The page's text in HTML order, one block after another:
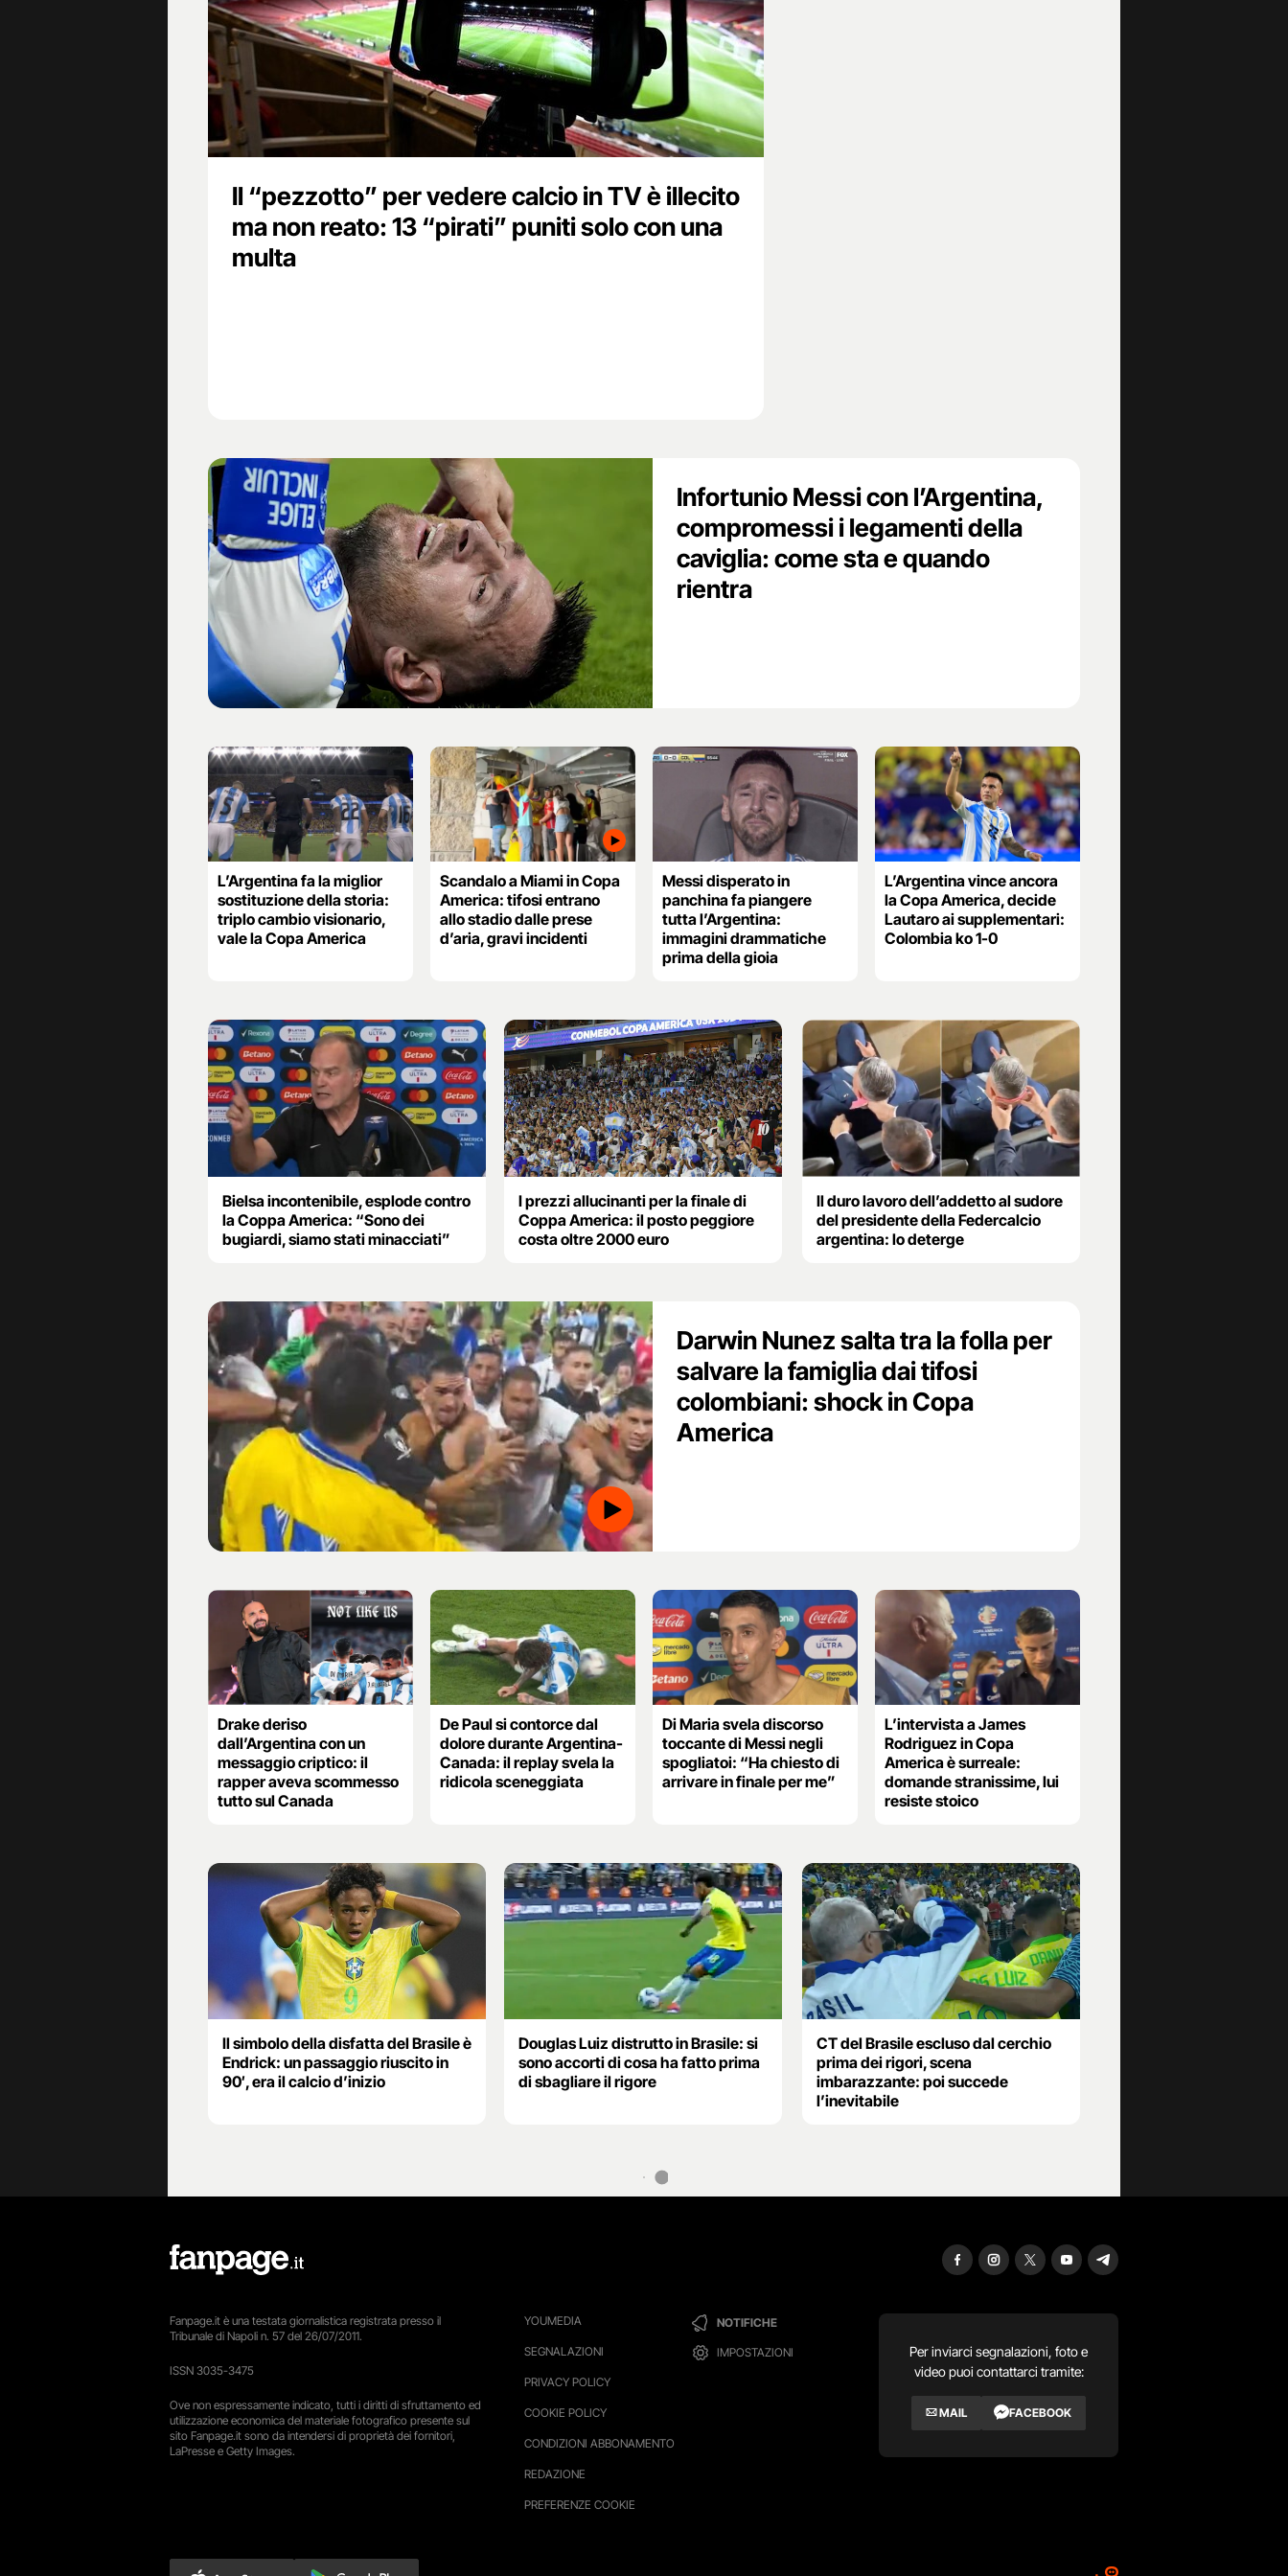
Il “pezzotto” per vedere calcio in TV è illecito
ma non reato: 13 “pirati” puniti solo con una
multa
Infortunio Messi con l’Argentina,
compromessi i legamenti della
caviglia: come sta e quando
rientra
L’Argentina fa la miglior
sostituzione della storia:
triplo cambio visionario,
vale la Copa America
Scandalo a Miami in Copa
America: tifosi entrano
allo stadio dalle prese
d’aria, gravi incidenti
Messi disperato in
panchina fa piangere
tutta l’Argentina:
immagini drammatiche
prima della gioia
L’Argentina vince ancora
la Copa America, decide
Lautaro ai supplementari:
Colombia ko 1-0
Bielsa incontenibile, esplode contro
la Coppa America: “Sono dei
bugiardi, siamo stati minacciati”
I prezzi allucinanti per la finale di
Coppa America: il posto peggiore
costa oltre 2000 euro
Il duro lavoro dell’addetto al sudore
del presidente della Federcalcio
argentina: lo deterge
Darwin Nunez salta tra la folla per
salvare la famiglia dai tifosi
colombiani: shock in Copa
America
Drake deriso
dall’Argentina con un
messaggio criptico: il
rapper aveva scommesso
tutto sul Canada
De Paul si contorce dal
dolore durante Argentina-
Canada: il replay svela la
ridicola sceneggiata
Di Maria svela discorso
toccante di Messi negli
spogliatoi: “Ha chiesto di
arrivare in finale per me”
L’intervista a James
Rodriguez in Copa
America è surreale:
domande stranissime, lui
resiste stoico
Il simbolo della disfatta del Brasile è
Endrick: un passaggio riuscito in
90′, era il calcio d’inizio
Douglas Luiz distrutto in Brasile: si
sono accorti di cosa ha fatto prima
di sbagliare il rigore
CT del Brasile escluso dal cerchio
prima dei rigori, scena
imbarazzante: poi succede
l’inevitabile
YOUMEDIA
SEGNALAZIONI
PRIVACY POLICY
COOKIE POLICY
CONDIZIONI ABBONAMENTO
REDAZIONE
PREFERENZE COOKIE
NOTIFICHE
IMPOSTAZIONI
Per inviarci segnalazioni, foto e
video puoi contattarci tramite:
MAIL FACEBOOK
Fanpage.it è una testata giornalistica registrata presso il
Tribunale di Napoli n. 57 del 26/07/2011.
ISSN 3035-3475
Ove non espressamente indicato, tutti i diritti di sfruttamento ed
utilizzazione economica del materiale fotografico presente sul
sito Fanpage.it sono da intendersi di proprietà dei fornitori,
LaPresse e Getty Images.